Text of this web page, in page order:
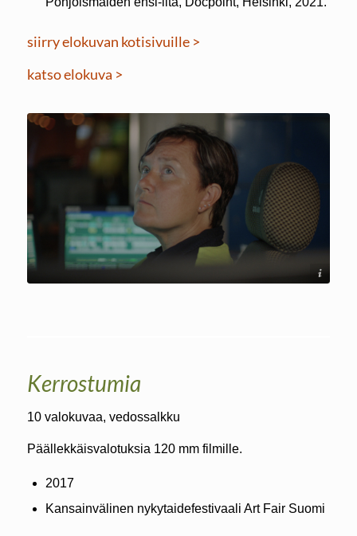
siirry elokuvan kotisivuille >
katso elokuva >
Kerrostumia
10 valokuvaa, vedossalkku
Päällekkäisvalotuksia 120 mm filmille.
2017
Kansainvälinen nykytaidefestivaali Art Fair Suomi